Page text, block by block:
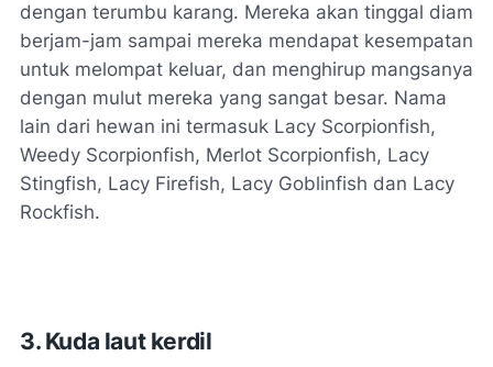
dengan terumbu karang. Mereka akan tinggal diam
berjam-jam sampai mereka mendapat kesempatan
untuk melompat keluar, dan menghirup mangsanya
dengan mulut mereka yang sangat besar. Nama
lain dari hewan ini termasuk Lacy Scorpionfish,
Weedy Scorpionfish, Merlot Scorpionfish, Lacy
Stingfish, Lacy Firefish, Lacy Goblinfish dan Lacy
Rockfish.
3. Kuda laut kerdil